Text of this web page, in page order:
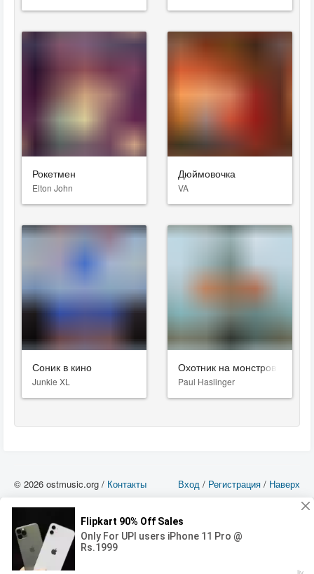
Рокетмен
Elton John
Дюймовочка
VA
Соник в кино
Junkie XL
Охотник на монстров
Paul Haslinger
Вход / Регистрация / Наверх
© 2026 ostmusic.org / Контакты
прав) и охраняются Законом «Об авторском праве и смежных правах». Вы
можете использовать такие материалы только в том в случае, если
использование производится с ознакомительными целями - для прочих целей
вы должны приобрести лицензионную запись.